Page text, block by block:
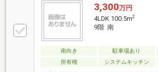
3,300万円
4LDK 100.5m2
9階 南
南向き 駐車場あり
所有権
システムキッチン